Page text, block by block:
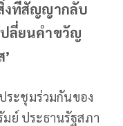
งที่สัญญากลับ
ปลี่ยนคำขวัญ
ระชุมร่วมกันของ
ย์ ประธานรัฐสภา